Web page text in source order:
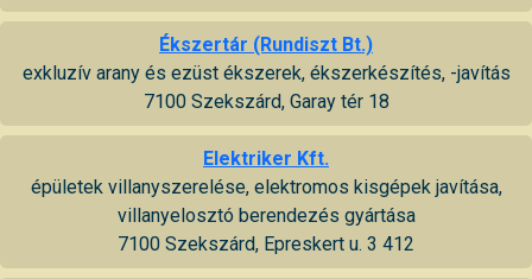
Ékszertár (Rundiszt Bt.)
exkluzív arany és ezüst ékszerek, ékszerkészítés, -javítás
7100 Szekszárd, Garay tér 18
Elektriker Kft.
épületek villanyszerelése, elektromos kisgépek javítása,
villanyelosztó berendezés gyártása
7100 Szekszárd, Epreskert u. 3 412